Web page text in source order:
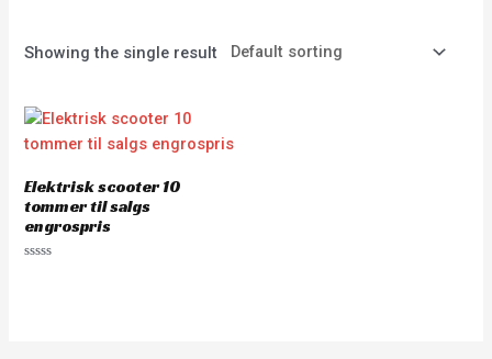
Showing the single result
Elektrisk scooter 10
tommer til salgs
engrospris